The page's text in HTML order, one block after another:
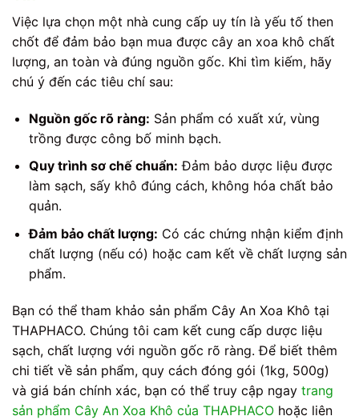
Việc lựa chọn một nhà cung cấp uy tín là yếu tố then
chốt để đảm bảo bạn mua được cây an xoa khô chất
lượng, an toàn và đúng nguồn gốc. Khi tìm kiếm, hãy
chú ý đến các tiêu chí sau:
Nguồn gốc rõ ràng: Sản phẩm có xuất xứ, vùng
trồng được công bố minh bạch.
Quy trình sơ chế chuẩn: Đảm bảo dược liệu được
làm sạch, sấy khô đúng cách, không hóa chất bảo
quản.
Đảm bảo chất lượng: Có các chứng nhận kiểm định
chất lượng (nếu có) hoặc cam kết về chất lượng sản
phẩm.
Bạn có thể tham khảo sản phẩm Cây An Xoa Khô tại
THAPHACO. Chúng tôi cam kết cung cấp dược liệu
sạch, chất lượng với nguồn gốc rõ ràng. Để biết thêm
chi tiết về sản phẩm, quy cách đóng gói (1kg, 500g)
và giá bán chính xác, bạn có thể truy cập ngay trang
sản phẩm Cây An Xoa Khô của THAPHACO hoặc liên